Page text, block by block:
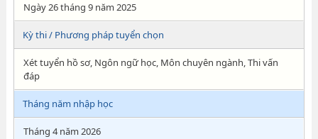
Ngày 26 tháng 9 năm 2025
Kỳ thi / Phương pháp tuyển chọn
Xét tuyển hồ sơ, Ngôn ngữ học, Môn chuyên ngành, Thi vấn
đáp
Tháng năm nhập học
Tháng 4 năm 2026